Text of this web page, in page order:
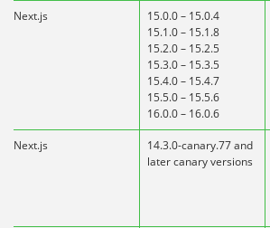
Next.js
15.0.0 – 15.0.4
15.1.0 – 15.1.8
15.2.0 – 15.2.5
15.3.0 – 15.3.5
15.4.0 – 15.4.7
15.5.0 – 15.5.6
16.0.0 – 16.0.6
Next.js
14.3.0-canary.77 and
later canary versions